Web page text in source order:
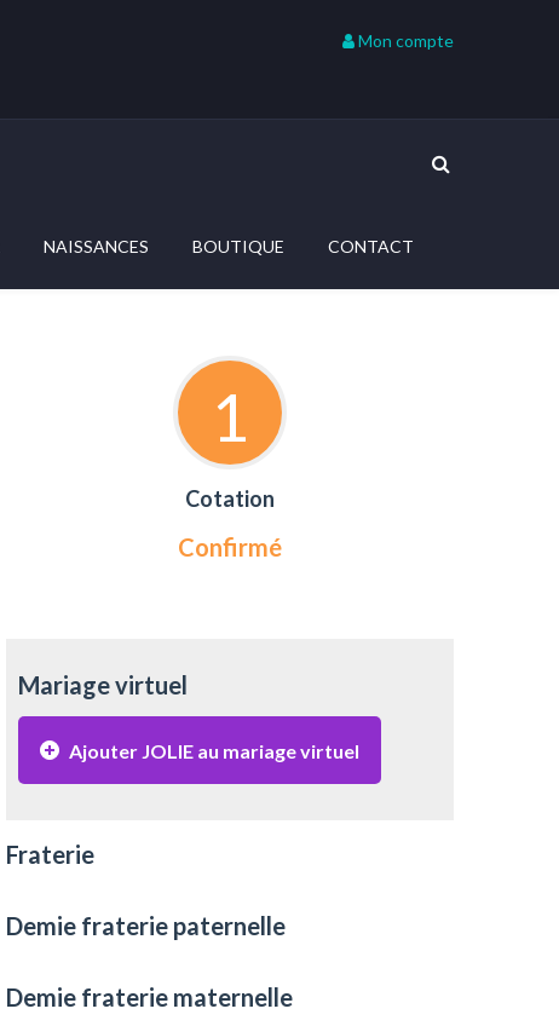
Mon compte
NAISSANCES BOUTIQUE CONTACT
1
Cotation
Confirmé
Mariage virtuel
Ajouter JOLIE au mariage virtuel
Fraterie
Demie fraterie paternelle
Demie fraterie maternelle